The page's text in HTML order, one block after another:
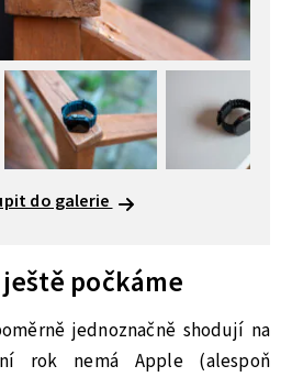
do galerie
počkáme
jednoznačně shodují na
rok nemá Apple (alespoň